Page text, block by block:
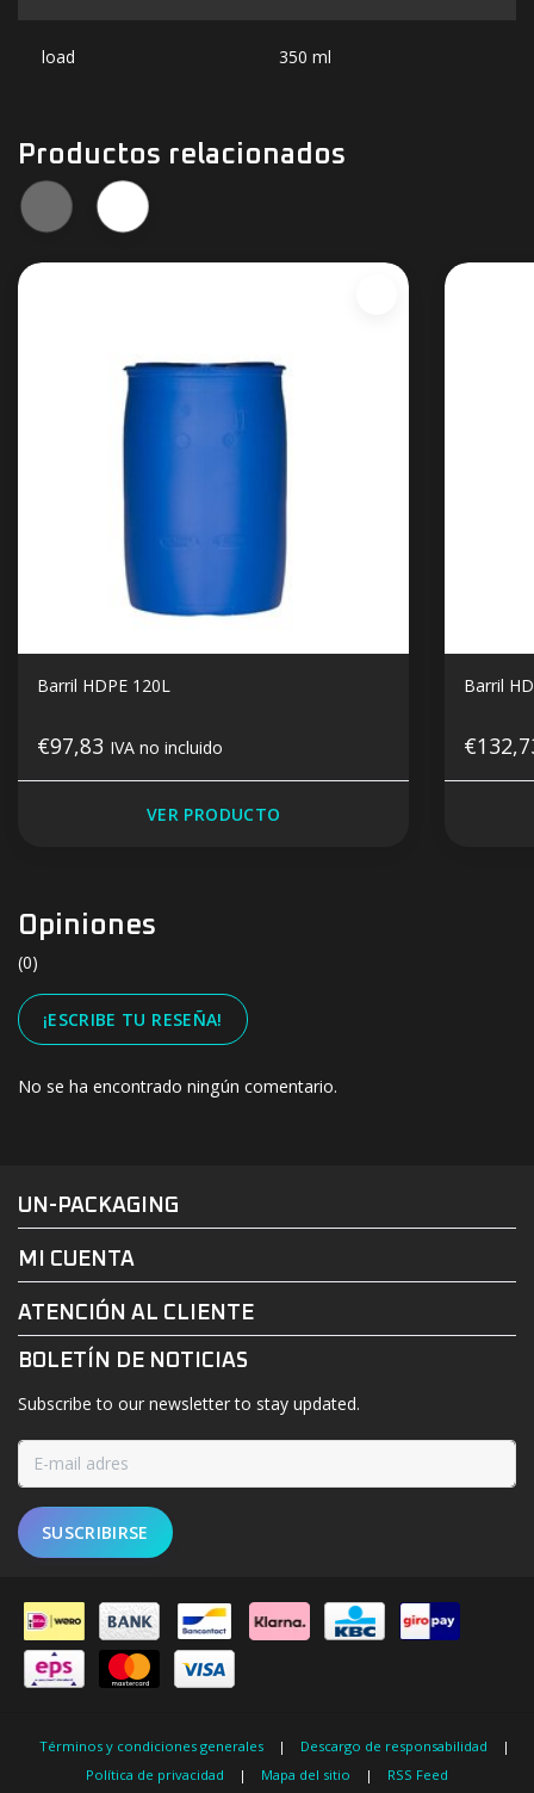
load 350 ml
Productos relacionados
Barril HDPE 120L
€97,83 IVA no incluido
VER PRODUCTO
Barril
Opiniones
(0)
¡ESCRIBE TU RESEÑA!
No se ha encontrado ningún comentario.
FACEBOOK
UN-PACKAGING
MI CUENTA
ATENCIÓN AL CLIENTE
BOLETÍN DE NOTICIAS
Subscribe to our newsletter to stay updated.
SUSCRIBIRSE
Términos y condiciones generales | Descargo de responsabilidad
|
Política de privacidad
| Mapa del sitio | RSS Feed